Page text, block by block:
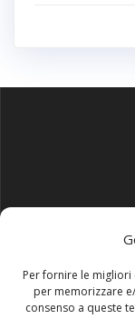
Per fornire le
per memorizzare
consenso a queste